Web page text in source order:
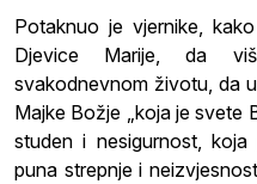
Potaknuo je vjernike,
Djevice Marije, da
svakodnevnom životu, da
Majke Božje „koja je svete
studen i nesigurnost,
puna strepnje i